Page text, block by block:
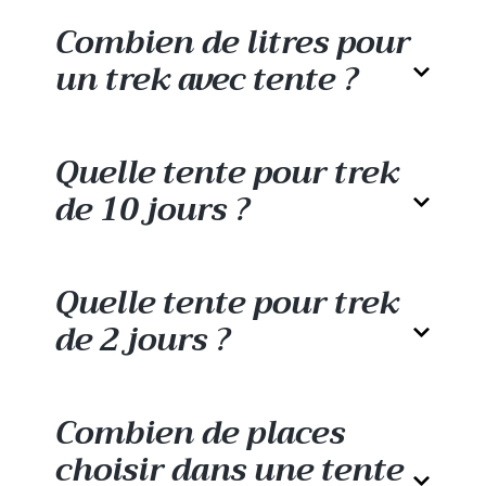
trek préférez-vous ?
forme de la tente de trek. Chaque forme
de tente de bivouac présente des spécificités,
des avantages, mais aussi des inconvénients.
contexte et de vos habitudes de trekking
Tente tunnel
Combien de litres pour
un trek avec tente ?
Quelle tente pour trek
de 10 jours ?
Quelle tente pour trek
de 2 jours ?
Combien de places
choisir dans une tente